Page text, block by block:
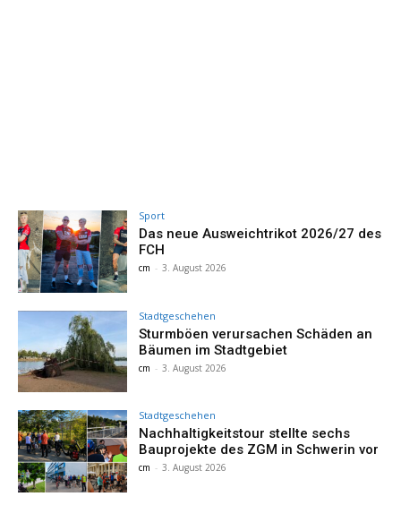
Sport
Das neue Ausweichtrikot 2026/27 des
FCH
cm - 3. August 2026
Stadtgeschehen
Sturmböen verursachen Schäden an
Bäumen im Stadtgebiet
cm - 3. August 2026
Stadtgeschehen
Nachhaltigkeitstour stellte sechs
Bauprojekte des ZGM in Schwerin vor
cm - 3. August 2026